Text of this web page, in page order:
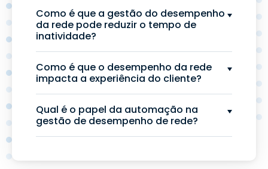
Como é que a gestão do desempenho
da rede pode reduzir o tempo de
inatividade?
Como é que o desempenho da rede
impacta a experiência do cliente?
Qual é o papel da automação na
gestão de desempenho de rede?